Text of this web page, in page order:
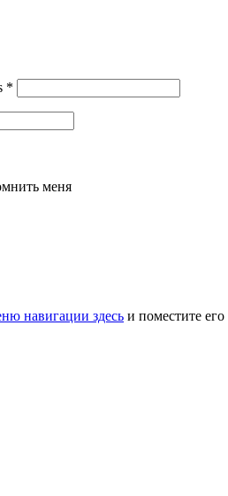
*
меня
навигации здесь и поместите его